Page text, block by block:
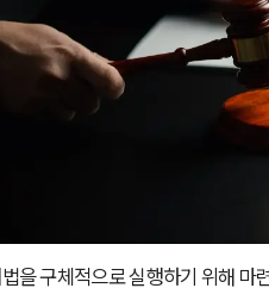
을 구체적으로 실행하기 위해 마